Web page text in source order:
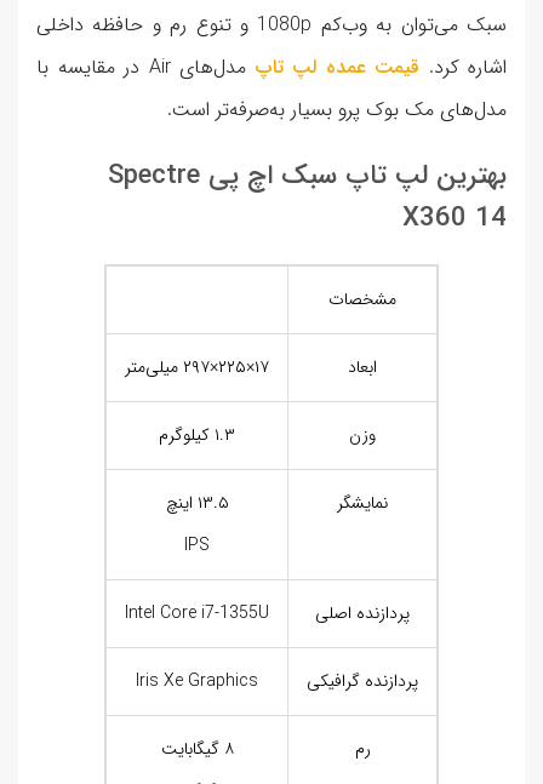
سبک می‌توان به وب‌کم 1080p و تنوع رم و حافظه داخلی
اشاره کرد. قیمت عمده لپ تاپ
مدل‌های Air در مقایسه با
مدل‌های مک بوک پرو بسیار به‌صرفه‌تر است.
بهترین لپ تاپ سبک اچ پی Spectre
X360 14
مشخصات
ابعاد ۱۷×۲۲۵×۲۹۷ میلی‌متر
وزن ۱.۳ کیلوگرم
نمایشگر
۱۳.۵ اینچ
IPS
پردازنده اصلی Intel Core i7-1355U
پردازنده گرافیکی Iris Xe Graphics
رم
۸ گیگابایت